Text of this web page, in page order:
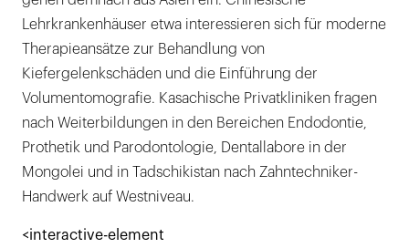
Lehrkrankenhäuser etwa interessieren sich für moderne
Therapieansätze zur Behandlung von
Kiefergelenkschäden und die Einführung der
Volumentomografie. Kasachische Privatkliniken fragen
nach Weiterbildungen in den Bereichen Endodontie,
Prothetik und Parodontologie, Dentallabore in der
Mongolei und in Tadschikistan nach Zahntechniker-
Handwerk auf Westniveau.
<interactive-element